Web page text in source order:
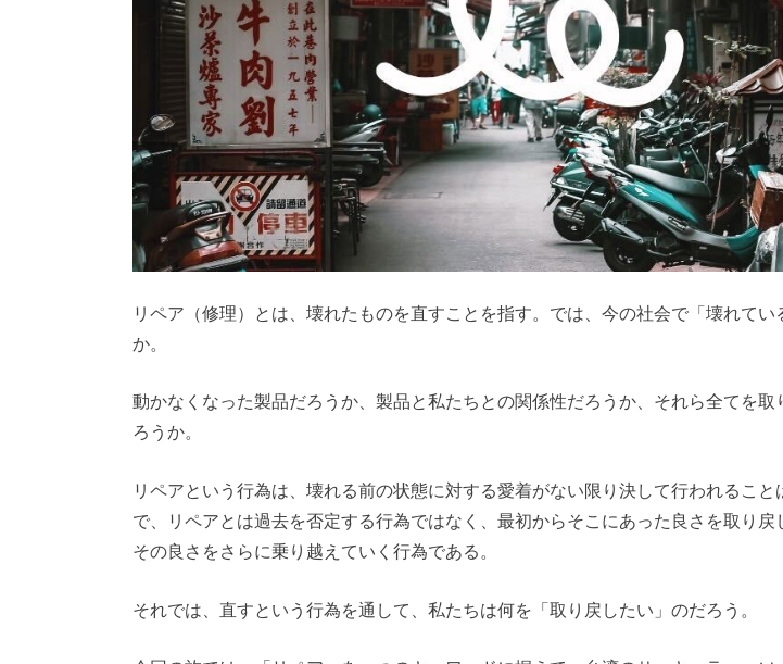
リペア（修理）とは、壊れたものを直すことを指す。では、今の社会で「壊れてい
か。
動かなくなった製品だろうか、製品と私たちとの関係性だろうか、それら全てを取
ろうか。
リペアという行為は、壊れる前の状態に対する愛着がない限り決して行われること
で、リペアとは過去を否定する行為ではなく、最初からそこにあった良さを取り戻
その良さをさらに乗り越えていく行為である。
それでは、直すという行為を通して、私たちは何を「取り戻したい」のだろう。